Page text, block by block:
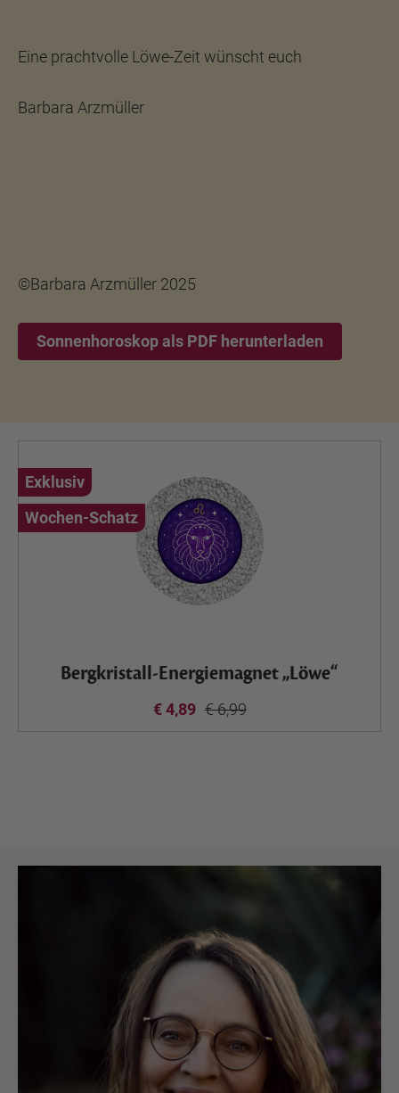
Eine prachtvolle Löwe-Zeit wünscht euch
Barbara Arzmüller
©Barbara Arzmüller 2025
Sonnenhoroskop als PDF herunterladen
Exklusiv
Wochen-Schatz
Bergkristall-Energiemagnet „Löwe“
€ 4,89 € 6,99